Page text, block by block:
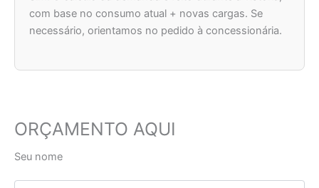
com base no consumo atual + novas cargas. Se
necessário, orientamos no pedido à concessionária.
ORÇAMENTO AQUI
Seu nome